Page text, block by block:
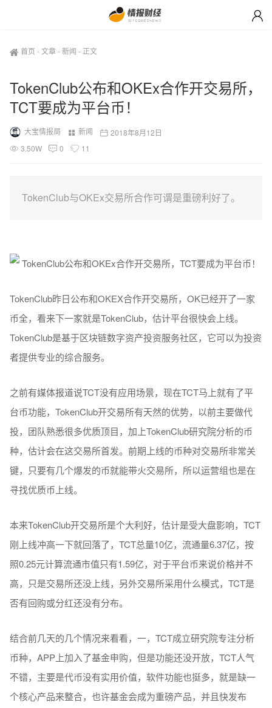
首页 -文章-新闻 - 正文
TokenClub公布和OKEx合作开交易所，
TCT要成为平台币！
大宝情报局 新闻
2018年8月12日
3.50W
0 11
TokenClub与OKEx交易所合作可谓是重磅利好了。
TokenClub昨日公布和OKEX合作开交易所，OK已经开了一家
币全，看来下一家就是TokenClub，估计平台很快会上线。
TokenClub是基于区块链数字资产投资服务社区，它可以为投资
者提供专业的综合服务。
之前有媒体报道说TCT没有应用场景，现在TCT马上就有了平
台币功能，TokenClub开交易所有天然的优势，以前主要做代
投，团队熟悉很多优质顶目，加上TokenClub研究院分析的币
种，估计会在这交易所首发。前期上线的币种对交易所非常关
键，只要有几个爆发的币就能带火交易所，所以运营组也是在
寻找优质币上线。
本来TokenClub开交易所是个大利好，估计是受大盘影响，TCT
刚上线冲高一下就回落了，TCT总量10亿，流通量6.37亿，按
照0.25元计算流通市值只有1.59亿，对于平台币来说价格并不
高，只是交易所还没上线，另外交易所采用什么模式，TCT是
否有回购或分红还没有分布。
结合前几天的几个情况来看看，一，TCT成立研究院专注分析
币种，APP上加入了基金申购，但是功能还没开放，TCT人气
不错，主要是代币没有实用价值，软件功能也挺多，就是缺一
个核心产品来整合，也许基金会成为重磅产品，并且快发布